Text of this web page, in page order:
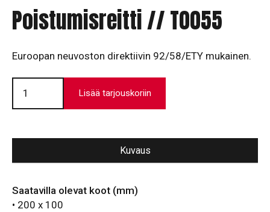
Poistumisreitti // T0055
Euroopan neuvoston direktiivin 92/58/ETY mukainen.
Poistumisreitti
T0055
määrä
Lisää tarjouskoriin
Kuvaus
Saatavilla olevat koot (mm)
• 200 x 100